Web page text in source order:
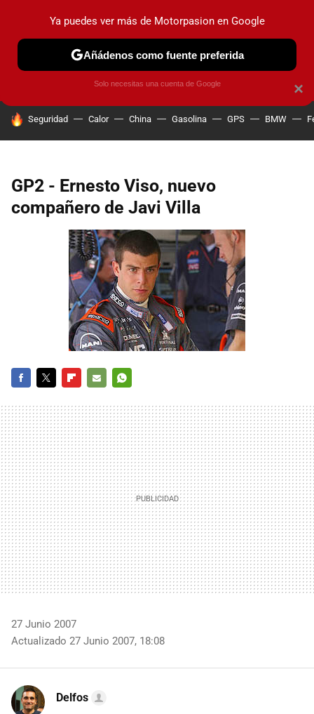
PRUEBAS COCHES ELÉCTRICOS OBSERVATORIO
HOY SE HABLA DE
Seguridad Calor China Gasolina GPS BMW
GP2 - Ernesto Viso, nuevo
compañero de Javi Villa
MAIL
27 Junio 2007
Actualizado 27 Junio 2007, 18:08
Delfos
×
Ya puedes ver más de Motorpasion en Google
Añádenos como fuente preferida
Solo necesitas una cuenta de Google